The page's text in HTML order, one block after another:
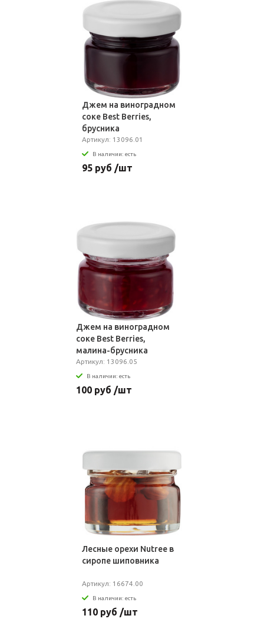
Джем на виноградном
соке Best Berries,
брусника
Артикул: 13096.01
В наличии: есть
95 руб /шт
Джем на виноградном
соке Best Berries,
малина-брусника
Артикул: 13096.05
В наличии: есть
100 руб /шт
Лесные орехи Nutree в
сиропе шиповника
Артикул: 16674.00
В наличии: есть
110 руб /шт